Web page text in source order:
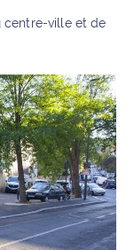
centre-ville et de